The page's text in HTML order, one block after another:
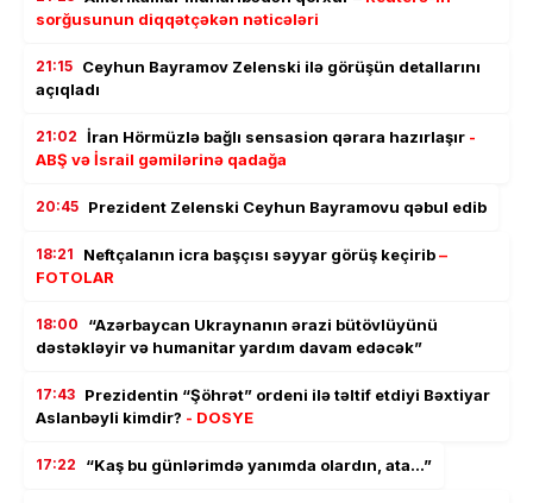
sorğusunun diqqətçəkən nəticələri
21:15 Ceyhun Bayramov Zelenski ilə görüşün detallarını
açıqladı
21:02 İran Hörmüzlə bağlı sensasion qərara hazırlaşır -
ABŞ və İsrail gəmilərinə qadağa
20:45 Prezident Zelenski Ceyhun Bayramovu qəbul edib
18:21 Neftçalanın icra başçısı səyyar görüş keçirib–
FOTOLAR
18:00
“Azərbaycan Ukraynanın ərazi bütövlüyünü
dəstəkləyir və humanitar yardım davam edəcək”
17:43 Prezidentin “Şöhrət” ordeni ilə təltif etdiyi Bəxtiyar
Aslanbəyli kimdir? - DOSYE
17:22 “Kaş bu günlərimdə yanımda olardın, ata…”